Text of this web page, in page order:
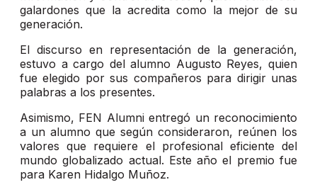
galardones que la acredita como la mejor de su
generación.
El discurso en representación de la generación,
estuvo a cargo del alumno Augusto Reyes, quien
fue elegido por sus compañeros para dirigir unas
palabras a los presentes.
Asimismo, FEN Alumni entregó un reconocimiento
a un alumno que según consideraron, reúnen los
valores que requiere el profesional eficiente del
mundo globalizado actual. Este año el premio fue
para Karen Hidalgo Muñoz.